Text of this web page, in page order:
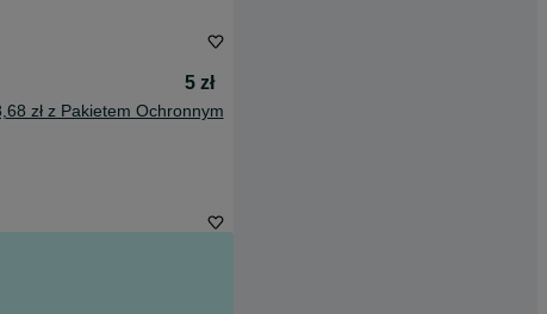
5 zł
zł z Pakietem Ochronnym